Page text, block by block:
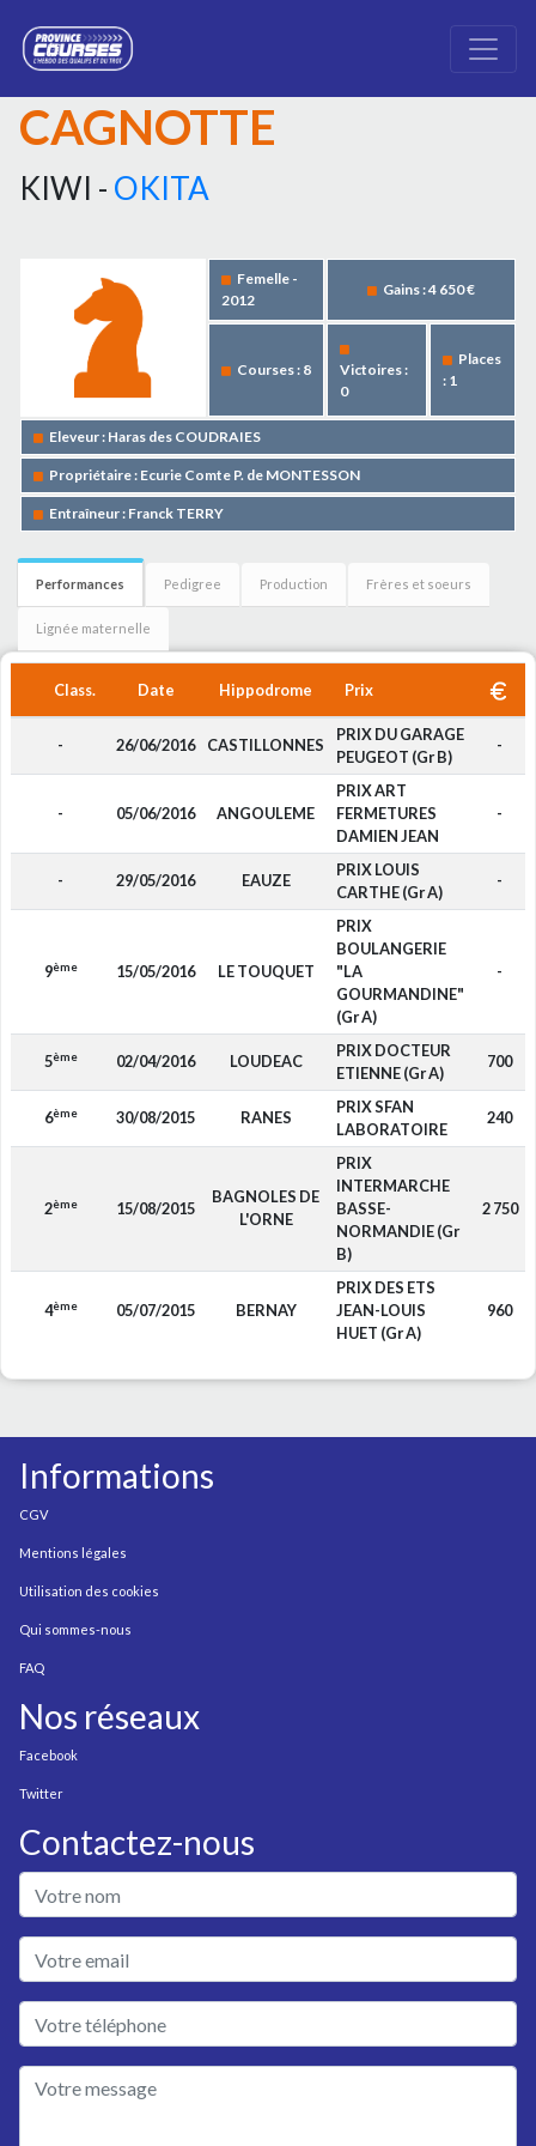
CAGNOTTE
KIWI - OKITA
Femelle -
2012
Gains : 4 650 €
Courses : 8
Victoires :
0
Places
: 1
Eleveur : Haras des COUDRAIES
Propriétaire : Ecurie Comte P. de MONTESSON
Entraîneur : Franck TERRY
Performances Pedigree Production Frères et soeurs
Lignée maternelle
Class. Date Hippodrome Prix
- 26/06/2016 CASTILLONNES
PRIX DU GARAGE
PEUGEOT (Gr B)
-
- 05/06/2016 ANGOULEME
PRIX ART
FERMETURES
DAMIEN JEAN
-
- 29/05/2016 EAUZE
PRIX LOUIS
CARTHE (Gr A)
-
9ème 15/05/2016 LE TOUQUET
PRIX
BOULANGERIE
"LA
GOURMANDINE"
(Gr A)
-
5ème 02/04/2016 LOUDEAC
PRIX DOCTEUR
ETIENNE (Gr A)
700
6ème 30/08/2015 RANES
PRIX SFAN
LABORATOIRE
240
2ème 15/08/2015
BAGNOLES DE
L'ORNE
PRIX
INTERMARCHE
BASSE-
NORMANDIE (Gr
B)
2 750
4ème 05/07/2015 BERNAY
PRIX DES ETS
JEAN-LOUIS
HUET (Gr A)
960
Informations
CGV
Mentions légales
Utilisation des cookies
Qui sommes-nous
FAQ
Nos réseaux
Facebook
Twitter
Contactez-nous